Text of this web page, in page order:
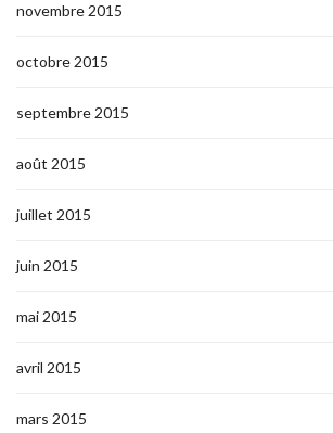
novembre 2015
octobre 2015
septembre 2015
août 2015
juillet 2015
juin 2015
mai 2015
avril 2015
mars 2015